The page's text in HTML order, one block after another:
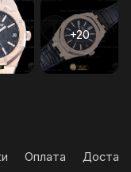
Оплата